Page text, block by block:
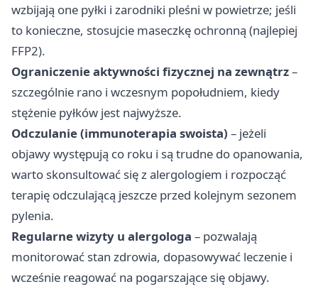
wzbijają one pyłki i zarodniki pleśni w powietrze; jeśli
to konieczne, stosujcie maseczkę ochronną (najlepiej
FFP2).
Ograniczenie aktywności fizycznej na zewnątrz–
szczególnie rano i wczesnym popołudniem, kiedy
stężenie pyłków jest najwyższe.
Odczulanie (immunoterapia swoista) – jeżeli
objawy występują co roku i są trudne do opanowania,
warto skonsultować się z alergologiem i rozpocząć
terapię odczulającą jeszcze przed kolejnym sezonem
pylenia.
Regularne wizyty u alergologa – pozwalają
monitorować stan zdrowia, dopasowywać leczenie i
wcześnie reagować na pogarszające się objawy.